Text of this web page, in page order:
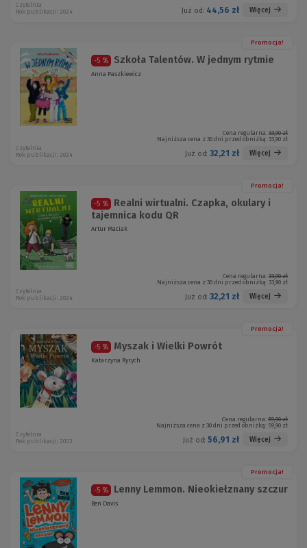
Już od: 44,56 zł Więcej
Czytelnia
Rok publikacji: 2024
Promocja!
-5 % Szkoła Talentów. W jednym rytmie
Anna Paszkiewicz
Cena regularna: 33,90 zł
Najniższa cena z 30 dni przed obniżką: 33,90 zł
Już od: 32,21 zł Więcej
Czytelnia
Rok publikacji: 2024
Promocja!
-5 %
Realni wirtualni. Czapka, okulary i
tajemnica kodu QR
Artur Maciak
Cena regularna: 33,90 zł
Najniższa cena z 30 dni przed obniżką: 33,90 zł
Już od: 32,21 zł Więcej
Czytelnia
Rok publikacji: 2024
Promocja!
-5 % Myszak i Wielki Powrót
Katarzyna Ryrych
Cena regularna: 59,90 zł
Najniższa cena z 30 dni przed obniżką: 59,90 zł
Już od: 56,91 zł Więcej
Czytelnia
Rok publikacji: 2023
Promocja!
-5 % Lenny Lemmon. Nieokiełznany szczur
Ben Davis